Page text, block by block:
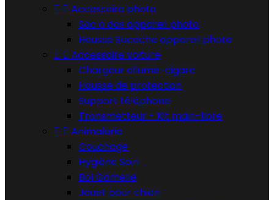
  Accessoire photo
Sac à dos appareil photo
Housse Sacoche appareil photo
  Accessoire voiture
Chargeur allume-cigare
Housse de protection
Support téléphone
Transmetteur - Kit main-libre
  Animalerie
Couchage
Hygiène Soin
Bol Gamelle
Jouet pour chien